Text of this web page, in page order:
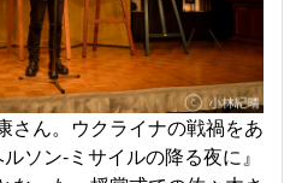
さん。ウクライナの戦禍をあ
ソン-ミサイルの降る夜に』